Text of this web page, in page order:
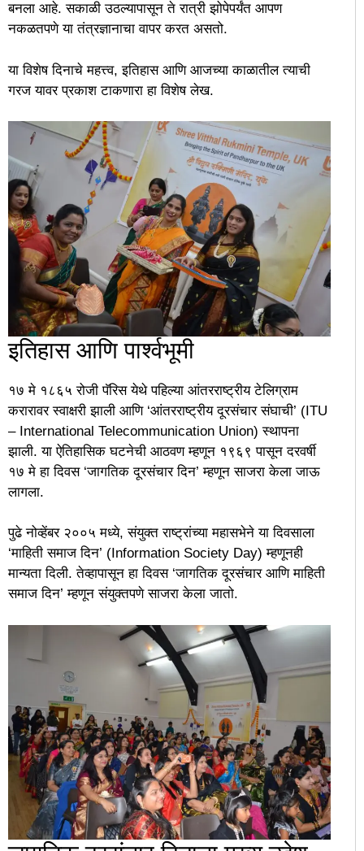
बनला आहे. सकाळी उठल्यापासून ते रात्री झोपेपर्यंत आपण
नकळतपणे या तंत्रज्ञानाचा वापर करत असतो.
या विशेष दिनाचे महत्त्व, इतिहास आणि आजच्या काळातील त्याची
गरज यावर प्रकाश टाकणारा हा विशेष लेख.
​इतिहास आणि पार्श्वभूमी
​१७ मे १८६५ रोजी पॅरिस येथे पहिल्या आंतरराष्ट्रीय टेलिग्राम
करारावर स्वाक्षरी झाली आणि ‘आंतरराष्ट्रीय दूरसंचार संघाची’ (ITU
– International Telecommunication Union) स्थापना
झाली. या ऐतिहासिक घटनेची आठवण म्हणून १९६९ पासून दरवर्षी
१७ मे हा दिवस ‘जागतिक दूरसंचार दिन’ म्हणून साजरा केला जाऊ
लागला.
पुढे नोव्हेंबर २००५ मध्ये, संयुक्त राष्ट्रांच्या महासभेने या दिवसाला
‘माहिती समाज दिन’ (Information Society Day) म्हणूनही
मान्यता दिली. तेव्हापासून हा दिवस ‘जागतिक दूरसंचार आणि माहिती
समाज दिन’ म्हणून संयुक्तपणे साजरा केला जातो.